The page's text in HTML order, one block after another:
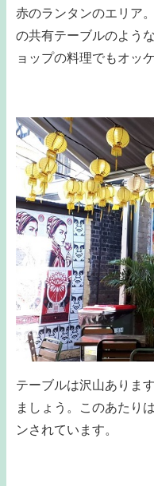
赤のランタンのエリア
の共有テーブルのよう
ョップの料理でもオッ
テーブルは沢山ありま
ましょう。このあたり
ンされています。